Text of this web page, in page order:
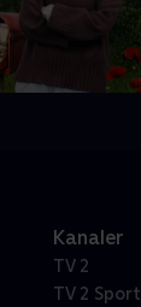
Kanaler
TV 2
TV 2 Sport